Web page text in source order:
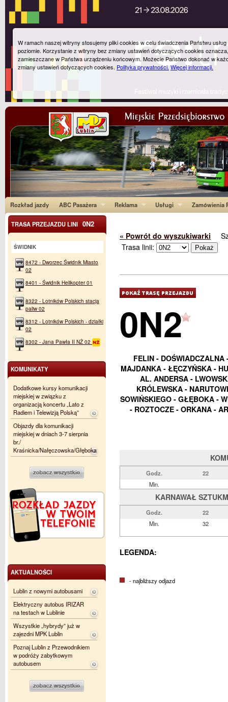
Rozkład jazdy ABC Pasażera Reklama Usługi Zamówienia
« Powrót do wyszukiwarki
Trasa linii:
0N2
FELIN -
MAJDANKA - ŁĘCZYŃSKA -
AL. ANDERSA -
KRÓLEWSKA -
SOWIŃSKIEGO - GŁĘBOKA -
- ROZTOCZE - ORKANA -
Godz.
22
Min.
KARNAWAŁ
Godz.
22
Min.
32
LEGENDA:
- najbliższy odjazd
TRASA PRZEJAZDU LINI 0N2
ŚWIDNIK
8472 - Dworzec Świdnik Miasto
02
8401 - Świdnik Helikopter 01
8322 - Lotników Polskich stacja
paliw 02
8312 - Lotników Polskich - działki
02
8302 - Jana Pawła II NŻ 02
KOMUNIKATY
Dodatkowe kursy komunikacji
miejskiej w związku z
organizacją koncertu „Lato z
Radiem i Telewizją Polską”
Objazdy dla komunikacji
miejskiej w dniach 3-7 sierpnia
br./
Kraśnicka/Nałęczowska/Głęboka
AKTUALNOŚCI
Lublin z nowymi autobusami
Elektryczny autobus IRIZAR
na testach w Lublinie
Wszystkie „hybrydy” już w
zajezdni MPK Lublin
Poznaj Lublin z Przewodnikiem
w podróży zabytkowym
autobusem
W ramach naszej witryny stosujemy pliki cookies w celu świadczenia Państwu
poziomie. Korzystanie z witryny bez zmiany ustawień dotyczących cookies
zamieszczane w Państwa urządzeniu końcowym. Możecie Państwo dokonać w
zmiany ustawień dotyczących cookies. Polityka prywatności.Więcej informacji.